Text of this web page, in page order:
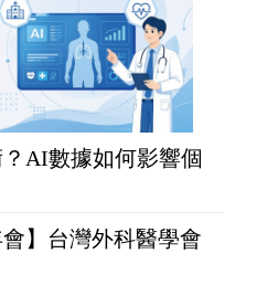
AI數據如何影響個
會】台灣外科醫學會